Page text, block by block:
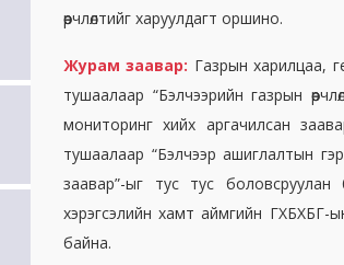
өөрчлөлтийг харуулдагт оршино.
Журам заавар: Газрын харилцаа,
тушаалаар “Бэлчээрийн газрын
мониторинг хийх аргачилсан
тушаалаар “Бэлчээр ашиглалтын
заавар”-ыг тус тус
хэрэгсэлийн хамт аймгийн ГХБХБГ-
байна.